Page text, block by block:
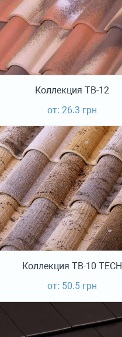
Коллекция TB-12
от: 26.3 грн
Коллекция TB-10 TECH
от: 50.5 грн